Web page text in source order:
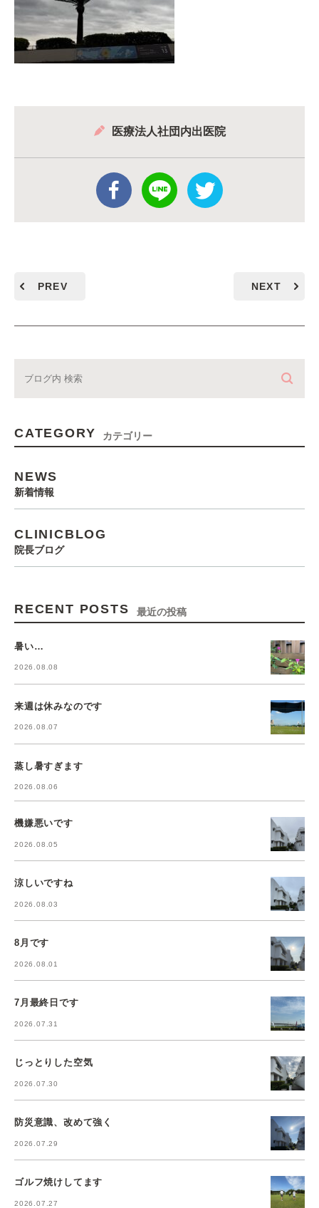
医療法人社団内出医院
PREV NEXT
CATEGORY カテゴリー
NEWS
新着情報
CLINICBLOG
院長ブログ
RECENT POSTS 最近の投稿
暑い…
2026.08.08
来週は休みなのです
2026.08.07
蒸し暑すぎます
2026.08.06
機嫌悪いです
2026.08.05
涼しいですね
2026.08.03
8月です
2026.08.01
7月最終日です
2026.07.31
じっとりした空気
2026.07.30
防災意識、改めて強く
2026.07.29
ゴルフ焼けしてます
2026.07.27